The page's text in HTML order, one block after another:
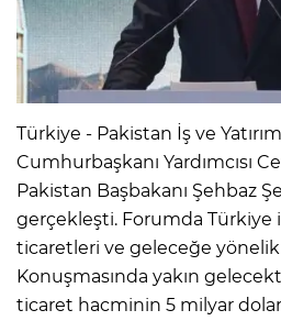
Türkiye - Pakistan İş ve
Cumhurbaşkanı Yardımcısı
Pakistan Başbakanı Şehbaz
gerçekleşti. Forumda Türkiye
ticaretleri ve geleceğe yönelik
Konuşmasında yakın
ticaret hacminin 5 milyar